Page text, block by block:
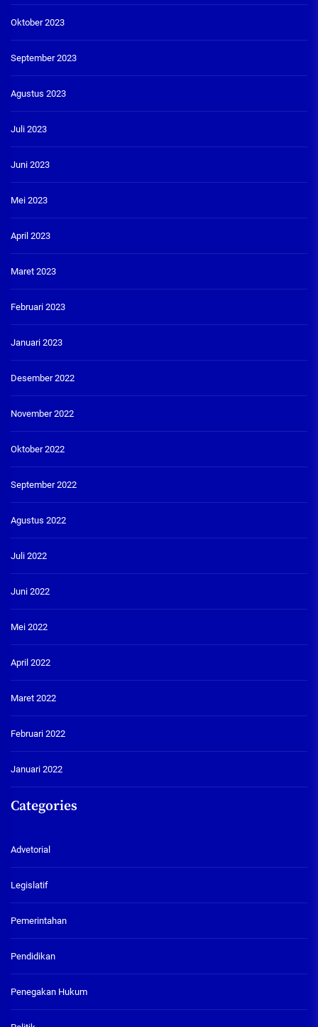
Oktober 2023
September 2023
Agustus 2023
Juli 2023
Juni 2023
Mei 2023
April 2023
Maret 2023
Februari 2023
Januari 2023
Desember 2022
November 2022
Oktober 2022
September 2022
Agustus 2022
Juli 2022
Juni 2022
Mei 2022
April 2022
Maret 2022
Februari 2022
Januari 2022
Categories
Advetorial
Legislatif
Pemerintahan
Pendidikan
Penegakan Hukum